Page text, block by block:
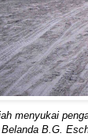
menyukai
B.G.